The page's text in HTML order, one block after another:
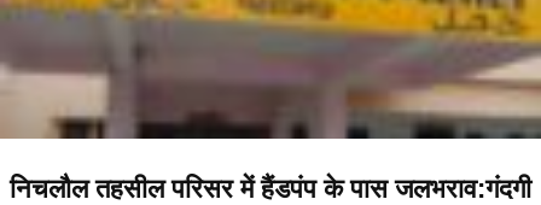
निचलौल तहसील परिसर में हैंडपंप के पास जलभराव:गंदगी